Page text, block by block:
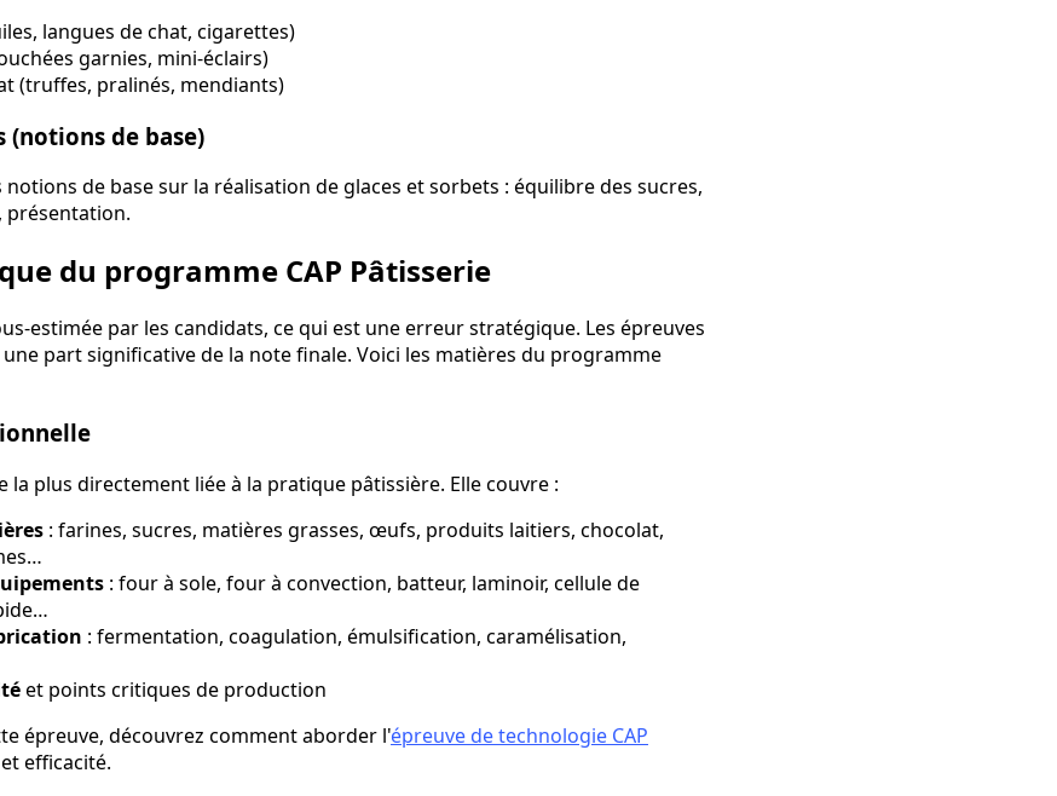
langues de chat, cigarettes)
garnies, mini-éclairs)
(truffes, pralinés, mendiants)
(notions de base)
de base sur la réalisation de glaces et sorbets : équilibre des sucres,
présentation.
du programme CAP Pâtisserie
estimée par les candidats, ce qui est une erreur stratégique. Les épreuves
part significative de la note finale. Voici les matières du programme
la plus directement liée à la pratique pâtissière. Elle couvre :
: farines, sucres, matières grasses, œufs, produits laitiers, chocolat,
: four à sole, four à convection, batteur, laminoir, cellule de
: fermentation, coagulation, émulsification, caramélisation,
et points critiques de production
épreuve, découvrez comment aborder l'épreuve de technologie CAP
efficacité.